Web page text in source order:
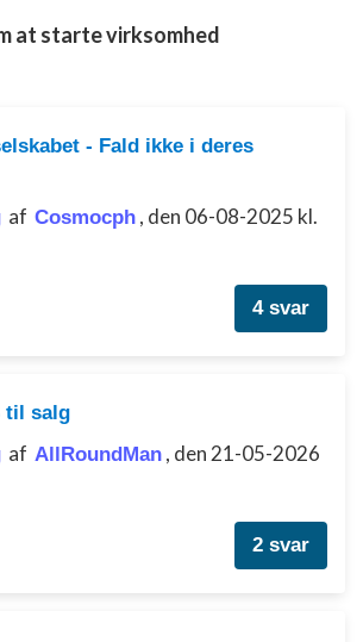
at starte virksomhed
- Fald ikke i deres
af Cosmocph , den 06-08-2025 kl.
4 svar
til salg
af AllRoundMan , den 21-05-2026
2 svar